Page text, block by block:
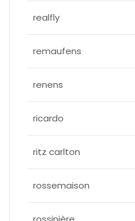
realfly
remaufens
renens
ricardo
ritz carlton
rossemaison